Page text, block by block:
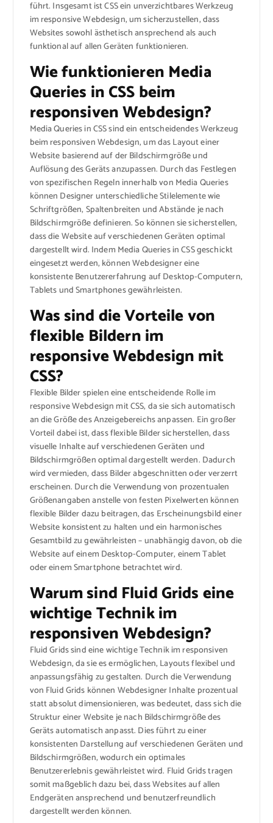
führt. Insgesamt ist CSS ein unverzichtbares Werkzeug
im responsive Webdesign, um sicherzustellen, dass
Websites sowohl ästhetisch ansprechend als auch
funktional auf allen Geräten funktionieren.
Wie funktionieren Media
Queries in CSS beim
responsiven Webdesign?
Media Queries in CSS sind ein entscheidendes Werkzeug
beim responsiven Webdesign, um das Layout einer
Website basierend auf der Bildschirmgröße und
Auflösung des Geräts anzupassen. Durch das Festlegen
von spezifischen Regeln innerhalb von Media Queries
können Designer unterschiedliche Stilelemente wie
Schriftgrößen, Spaltenbreiten und Abstände je nach
Bildschirmgröße definieren. So können sie sicherstellen,
dass die Website auf verschiedenen Geräten optimal
dargestellt wird. Indem Media Queries in CSS geschickt
eingesetzt werden, können Webdesigner eine
konsistente Benutzererfahrung auf Desktop-Computern,
Tablets und Smartphones gewährleisten.
Was sind die Vorteile von
flexible Bildern im
responsive Webdesign mit
CSS?
Flexible Bilder spielen eine entscheidende Rolle im
responsive Webdesign mit CSS, da sie sich automatisch
an die Größe des Anzeigebereichs anpassen. Ein großer
Vorteil dabei ist, dass flexible Bilder sicherstellen, dass
visuelle Inhalte auf verschiedenen Geräten und
Bildschirmgrößen optimal dargestellt werden. Dadurch
wird vermieden, dass Bilder abgeschnitten oder verzerrt
erscheinen. Durch die Verwendung von prozentualen
Größenangaben anstelle von festen Pixelwerten können
flexible Bilder dazu beitragen, das Erscheinungsbild einer
Website konsistent zu halten und ein harmonisches
Gesamtbild zu gewährleisten – unabhängig davon, ob die
Website auf einem Desktop-Computer, einem Tablet
oder einem Smartphone betrachtet wird.
Warum sind Fluid Grids eine
wichtige Technik im
responsiven Webdesign?
Fluid Grids sind eine wichtige Technik im responsiven
Webdesign, da sie es ermöglichen, Layouts flexibel und
anpassungsfähig zu gestalten. Durch die Verwendung
von Fluid Grids können Webdesigner Inhalte prozentual
statt absolut dimensionieren, was bedeutet, dass sich die
Struktur einer Website je nach Bildschirmgröße des
Geräts automatisch anpasst. Dies führt zu einer
konsistenten Darstellung auf verschiedenen Geräten und
Bildschirmgrößen, wodurch ein optimales
Benutzererlebnis gewährleistet wird. Fluid Grids tragen
somit maßgeblich dazu bei, dass Websites auf allen
Endgeräten ansprechend und benutzerfreundlich
dargestellt werden können.